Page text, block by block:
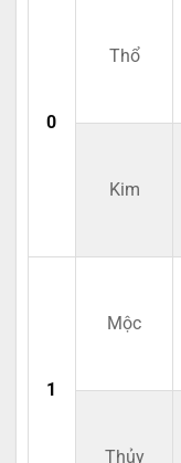
0
Thổ
Kim
1
Mộc
Thủy